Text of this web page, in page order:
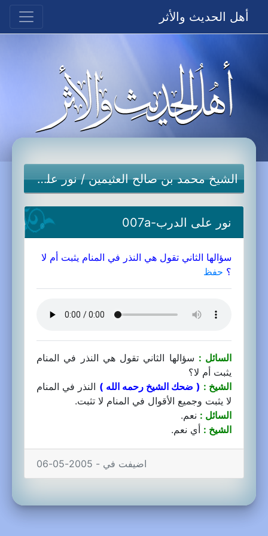
أهل الحديث والأثر
الشيخ محمد بن صالح العثيمين/نور على الدرب
نور على الدرب-007a
سؤالها الثاني تقول هي النذر في المنام يثبت أم لا
؟ حفظ
السائل : سؤالها الثاني تقول هي النذر في المنام
يثبت أم لا؟
الشيخ : ( ضحك الشيخ رحمه الله ) النذر في المنام
لا يثبت وجميع الأقوال في المنام لا تثبت.
السائل : نعم.
الشيخ : أي نعم.
اضيفت في - 2005-05-06